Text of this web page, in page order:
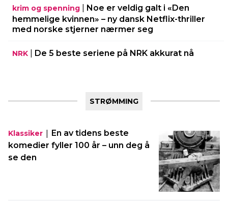
krim og spenning
Noe er veldig galt i «Den
hemmelige kvinnen» – ny dansk Netflix-thriller
med norske stjerner nærmer seg
NRK De 5 beste seriene på NRK akkurat nå
STRØMMING
Klassiker | En av tidens beste
komedier fyller 100 år – unn deg å
se den